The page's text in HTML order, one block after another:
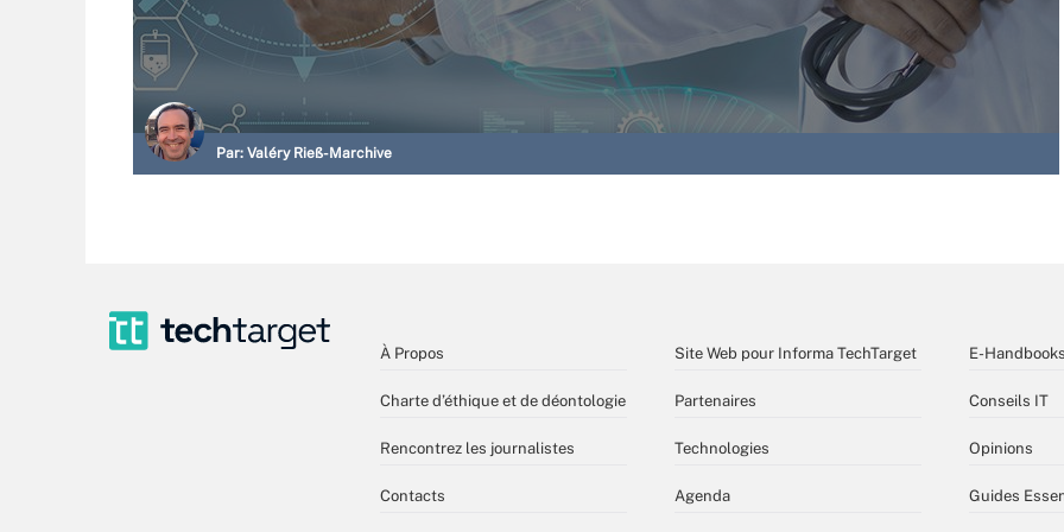
Par: Valéry Rieß-Marchive
À Propos
Charte d’éthique et de déontologie
Rencontrez les journalistes
Contacts
Site Web pour Informa TechTarget
Partenaires
Technologies
Agenda
E-Handbooks
Conseils IT
Opinions
Guides